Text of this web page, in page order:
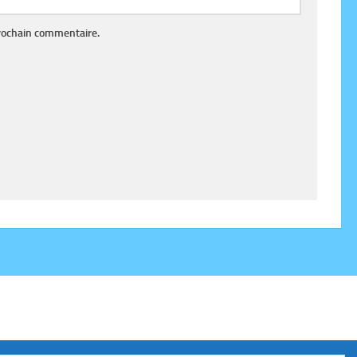
commentaire.